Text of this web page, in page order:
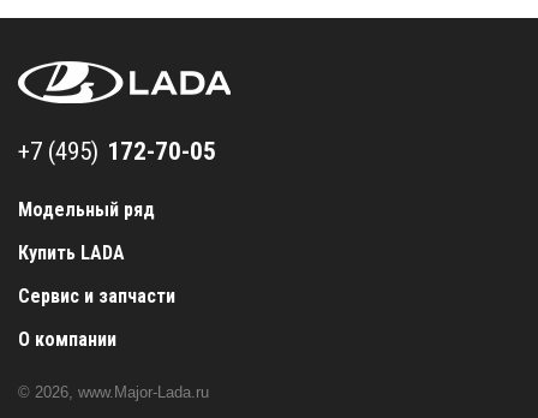
+7 (495)
+7 (495) 172-70-05
Модельный ряд
Купить LADA
Сервис и запчасти
О компании
© 2026, www.Major-Lada.ru